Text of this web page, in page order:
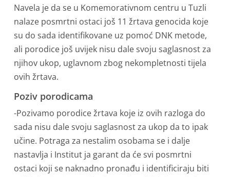
Navela je da se u Komemorativnom centru u Tuzli
nalaze posmrtni ostaci još 11 žrtava genocida koje
su do sada identifikovane uz pomoć DNK metode,
ali porodice još uvijek nisu dale svoju saglasnost za
njihov ukop, uglavnom zbog nekompletnosti tijela
ovih žrtava.
Poziv porodicama
-Pozivamo porodice žrtava koje iz ovih razloga do
sada nisu dale svoju saglasnost za ukop da to ipak
učine. Potraga za nestalim osobama se i dalje
nastavlja i Institut ja garant da će svi posmrtni
ostaci koji se naknadno pronađu i identificiraju biti